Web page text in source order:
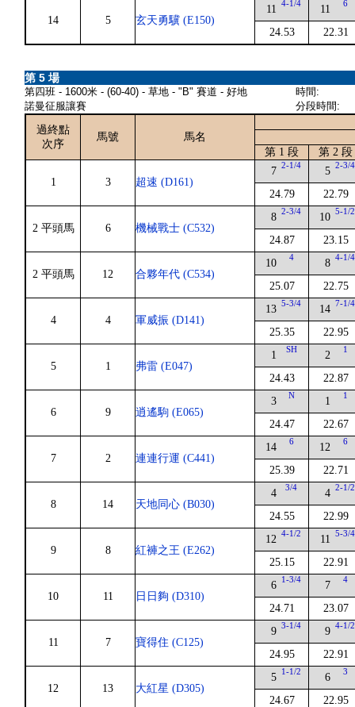
14 5 玄天勇驥 (E150)
11 4-1/4
24.53
11 6
22.31
第 5 場
第四班 - 1600米 - (60-40) - 草地 - "B" 賽道 - 好地
諾曼征服讓賽
時間:
分段時間:
過終點
次序
馬號
馬名
第 1 段
第 2 段
1 3 超速 (D161)
7 2-1/4
24.79
5 2-3/4
22.79
2 平頭馬 6 機械戰士 (C532)
8 2-3/4
24.87
10 5-1/2
23.15
2 平頭馬 12 合夥年代 (C534)
10 4
25.07
8 4-1/4
22.75
4 4 軍威振 (D141)
13 5-3/4
25.35
14 7-1/4
22.95
5 1 弗雷 (E047)
1 SH
24.43
2 1
22.87
6 9 逍遙駒 (E065)
3 N
24.47
1 1
22.67
7 2 連連行運 (C441)
14 6
25.39
12 6
22.71
8 14 天地同心 (B030)
4 3/4
24.55
4 2-1/2
22.99
9 8 紅褲之王 (E262)
12 4-1/2
25.15
11 5-3/4
22.91
10 11 日日夠 (D310)
6 1-3/4
24.71
7 4
23.07
11 7 寶得住 (C125)
9 3-1/4
24.95
9 4-1/2
22.91
12 13 大紅星 (D305)
5 1-1/2
24.67
6 3
22.95